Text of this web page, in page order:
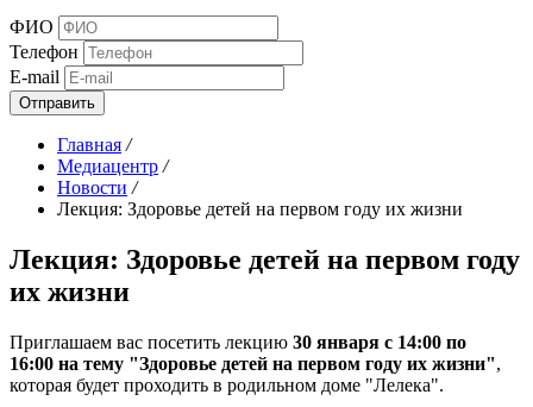
ФИО
Телефон
E-mail
Отправить
Главная /
Медиацентр /
Новости /
Лекция: Здоровье детей на первом году их жизни
Лекция: Здоровье детей на первом году
их жизни
Приглашаем вас посетить лекцию 30 января с 14:00 по
16:00 на тему "Здоровье детей на первом году их жизни",
которая будет проходить в родильном доме "Лелека".